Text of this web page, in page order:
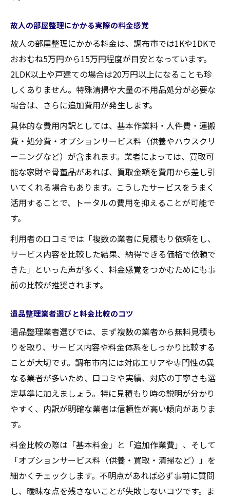
故人の部屋整理にかかる実際の料金感覚
故人の部屋整理にかかる料金は、調布市では1Kや1DKで
おおむね5万円から15万円程度が目安となっています。
2LDK以上や戸建ての場合は20万円以上になることも珍
しくありません。特殊清掃や大量の不用品処分が必要な
場合は、さらに追加費用が発生します。
具体的な費用内訳としては、基本作業料・人件費・運搬
費・処分費・オプションサービス料（供養やハウスクリ
ーニングなど）が含まれます。業者によっては、買取可
能な家財や骨董品があれば、買取金額を費用から差し引
いてくれる場合もあります。こうしたサービスをうまく
活用することで、トータルの費用を抑えることが可能で
す。
利用者の口コミでは「複数の業者に見積もり依頼をし、
サービス内容を比較した結果、納得できる価格で依頼で
きた」といった声が多く、料金感覚をつかむためにも事
前の比較が推奨されます。
遺品整理業者選びと料金比較のコツ
遺品整理業者選びでは、まず複数の業者から無料見積も
りを取り、サービス内容や料金体系をしっかり比較する
ことが大切です。調布市内には対応エリアや専門性の異
なる業者が多いため、口コミや実績、対応の丁寧さも選
定基準に加えましょう。特に見積もり時の説明が分かり
やすく、内訳が明確な業者は信頼性が高い傾向がありま
す。
料金比較の際は「基本料金」と「追加作業費」、そして
「オプションサービス料（供養・買取・清掃など）」を
細かくチェックします。不明点があれば必ず事前に質問
し、曖昧な点を残さないことが失敗しないコツです。ま